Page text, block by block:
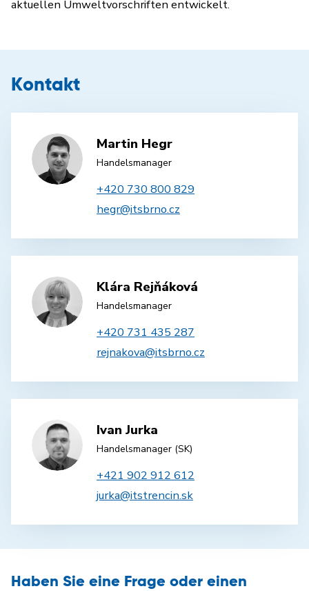
aktuellen Umweltvorschriften entwickelt.
Kontakt
Martin Hegr
Handelsmanager
+420 730 800 829
hegr@itsbrno.cz
Klára Rejňáková
Handelsmanager
+420 731 435 287
rejnakova@itsbrno.cz
Ivan Jurka
Handelsmanager (SK)
+421 902 912 612
jurka@itstrencin.sk
Haben Sie eine Frage oder einen